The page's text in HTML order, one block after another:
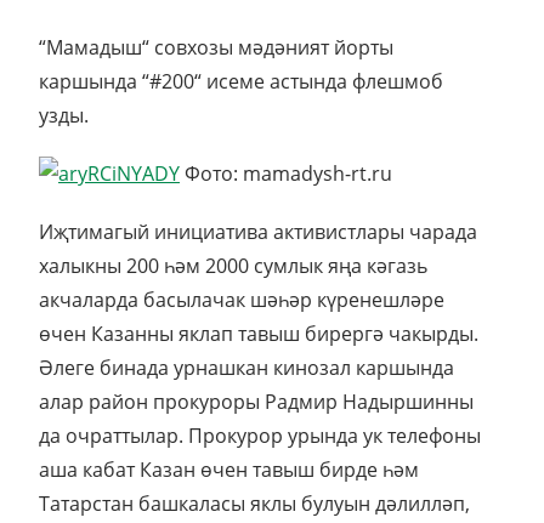
“Мамадыш“ совхозы мәдәният йорты
каршында “#200“ исеме астында флешмоб
узды.
Фото: mamadysh-rt.ru
Иҗтимагый инициатива активистлары чарада
халыкны 200 һәм 2000 сумлык яңа кәгазь
акчаларда басылачак шәһәр күренешләре
өчен Казанны яклап тавыш бирергә чакырды.
Әлеге бинада урнашкан кинозал каршында
алар район прокуроры Радмир Надыршинны
да очраттылар. Прокурор урында ук телефоны
аша кабат Казан өчен тавыш бирде һәм
Татарстан башкаласы яклы булуын дәлилләп,